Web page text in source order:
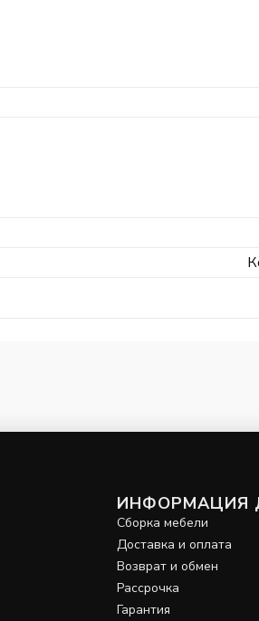
ИНФОРМАЦИЯ
Сборка мебели
Доставка и оплата
Возврат и обмен
Рассрочка
Гарантия